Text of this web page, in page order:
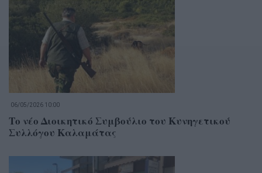
06/05/2026 10:00
Το νέο Διοικητικό Συμβούλιο του Κυνηγετικού
Συλλόγου Καλαμάτας